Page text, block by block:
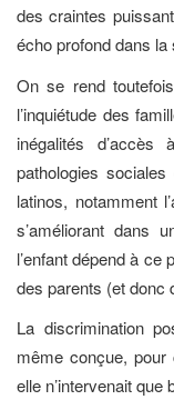
des craintes
écho profond dans la
On se rend
l’inquiétude des
inégalités d’accès
pathologies
latinos, notamment
s’améliorant dans
l’enfant dépend à ce
des parents (et donc
La discrimination
même conçue,
elle n’intervenait